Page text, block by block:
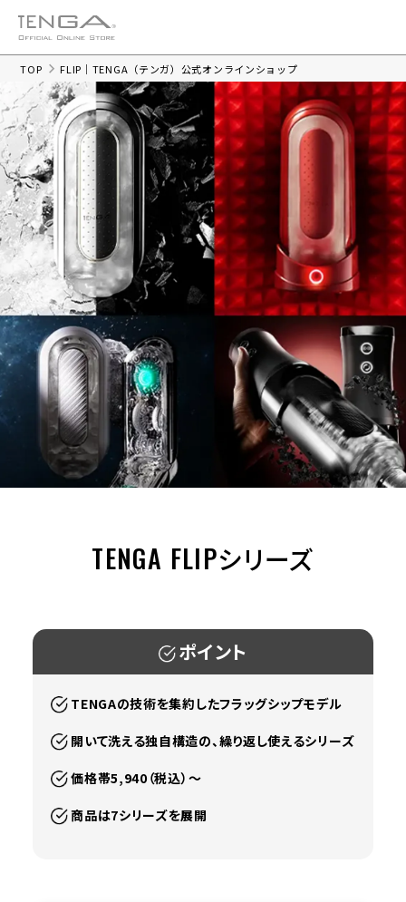
TOP FLIP｜TENGA（テンガ）公式オンラインショップ
TENGA FLIPシリーズ
ポイント
TENGAの技術を集約したフラッグシップモデル
開いて洗える独自構造の、繰り返し使えるシリーズ
価格帯5,940（税込）～
商品は7シリーズを展開